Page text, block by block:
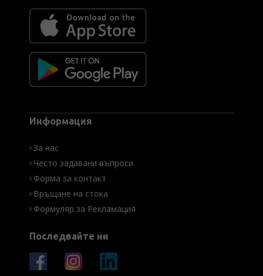
Информация
За нас
Често задавани въпроси
Форма за контакт
Връщане на стока
Формуляр за Рекламация
Последвайте ни